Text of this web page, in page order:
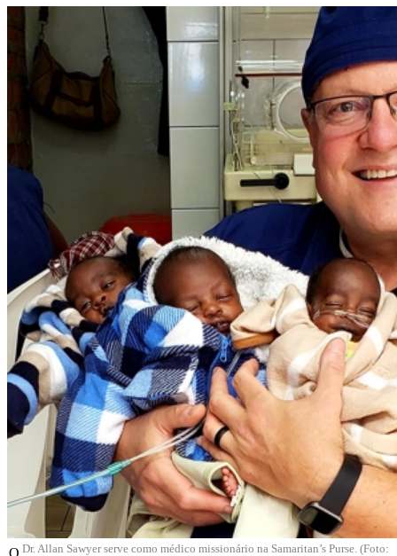
O Dr. Allan Sawyer serve como médico missionário na Samaritan’s Purse. (Foto: